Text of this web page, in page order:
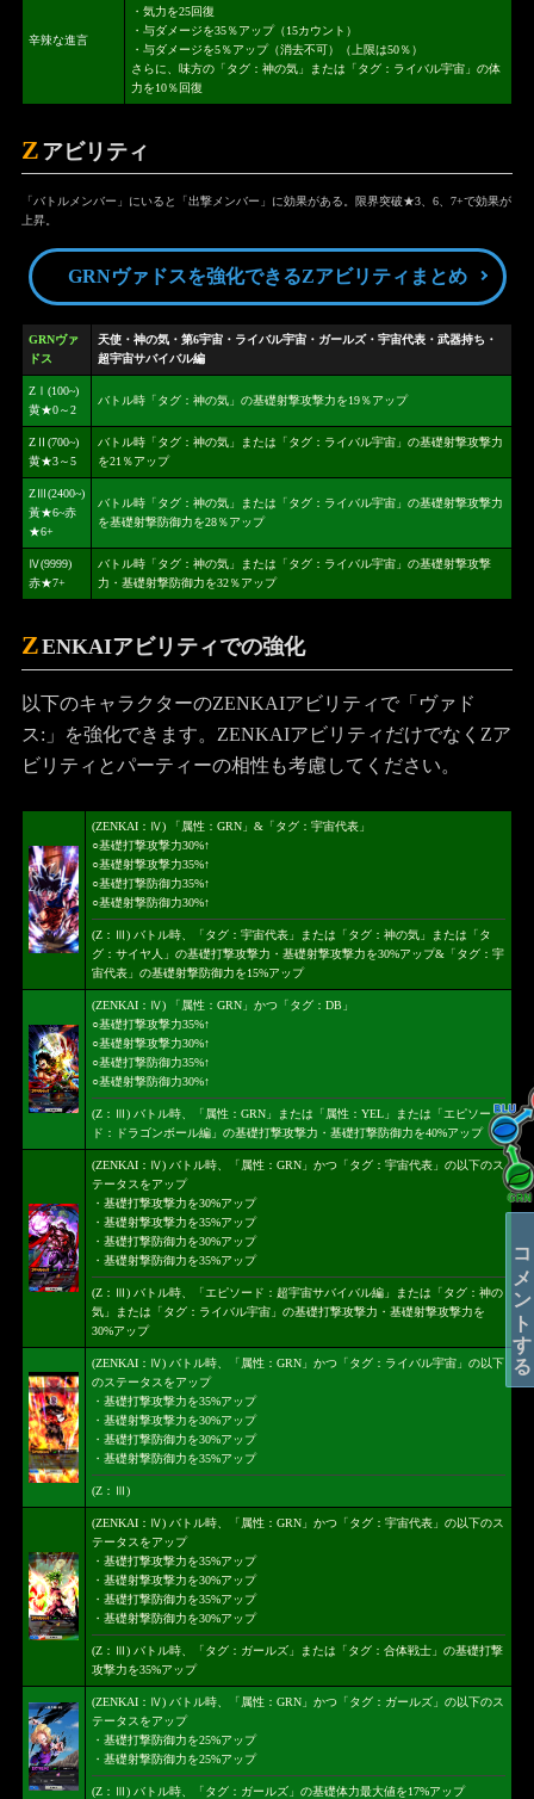
辛辣な進言
・気力を25回復
・与ダメージを35％アップ（15カウント）
・与ダメージを5％アップ（消去不可）（上限は50％）
さらに、味方の「タグ：神の気」または「タグ：ライバル宇宙」の体
力を10％回復
Z アビリティ
「バトルメンバー」にいると「出撃メンバー」に効果がある。限界突破★3、6、7+で効果が
上昇。
GRNヴァドスを強化できるZアビリティまとめ
GRNヴァ
ドス
天使・神の気・第6宇宙・ライバル宇宙・ガールズ・宇宙代表・武器持ち・
超宇宙サバイバル編
ZⅠ(100~)
黄★0～2
バトル時「タグ：神の気」の基礎射撃攻撃力を19％アップ
ZⅡ(700~)
黄★3～5
バトル時「タグ：神の気」または「タグ：ライバル宇宙」の基礎射撃攻撃力
を21％アップ
ZⅢ(2400~)
黃★6~赤
★6+
バトル時「タグ：神の気」または「タグ：ライバル宇宙」の基礎射撃攻撃力
を基礎射撃防御力を28％アップ
Ⅳ(9999)
赤★7+
バトル時「タグ：神の気」または「タグ：ライバル宇宙」の基礎射撃攻撃
力・基礎射撃防御力を32％アップ
ZENKAIアビリティでの強化
以下のキャラクターのZENKAIアビリティで「ヴァド
ス:」を強化できます。ZENKAIアビリティだけでなくZア
ビリティとパーティーの相性も考慮してください。
(ZENKAI：Ⅳ) 「属性：GRN」&「タグ：宇宙代表」
○基礎打撃攻撃力30%↑
○基礎射撃攻撃力35%↑
○基礎打撃防御力35%↑
○基礎射撃防御力30%↑
(Z：Ⅲ) バトル時、「タグ：宇宙代表」または「タグ：神の気」または「タ
グ：サイヤ人」の基礎打撃攻撃力・基礎射撃攻撃力を30%アップ&「タグ：宇
宙代表」の基礎射撃防御力を15%アップ
(ZENKAI：Ⅳ) 「属性：GRN」かつ「タグ：DB」
○基礎打撃攻撃力35%↑
○基礎射撃攻撃力30%↑
○基礎打撃防御力35%↑
○基礎射撃防御力30%↑
(Z：Ⅲ) バトル時、「属性：GRN」または「属性：YEL」または「エピソー
ド：ドラゴンボール編」の基礎打撃攻撃力・基礎打撃防御力を40%アップ
(ZENKAI：Ⅳ) バトル時、「属性：GRN」かつ「タグ：宇宙代表」の以下のス
テータスをアップ
・基礎打撃攻撃力を30%アップ
・基礎射撃攻撃力を35%アップ
・基礎打撃防御力を30%アップ
・基礎射撃防御力を35%アップ
(Z：Ⅲ) バトル時、「エピソード：超宇宙サバイバル編」または「タグ：神の
気」または「タグ：ライバル宇宙」の基礎打撃攻撃力・基礎射撃攻撃力を
30%アップ
(ZENKAI：Ⅳ) バトル時、「属性：GRN」かつ「タグ：ライバル宇宙」の以下
のステータスをアップ
・基礎打撃攻撃力を35%アップ
・基礎射撃攻撃力を30%アップ
・基礎打撃防御力を30%アップ
・基礎射撃防御力を35%アップ
(Z：Ⅲ)
(ZENKAI：Ⅳ) バトル時、「属性：GRN」かつ「タグ：宇宙代表」の以下のス
テータスをアップ
・基礎打撃攻撃力を35%アップ
・基礎射撃攻撃力を30%アップ
・基礎打撃防御力を35%アップ
・基礎射撃防御力を30%アップ
(Z：Ⅲ) バトル時、「タグ：ガールズ」または「タグ：合体戦士」の基礎打撃
攻撃力を35%アップ
(ZENKAI：Ⅳ) バトル時、「属性：GRN」かつ「タグ：ガールズ」の以下のス
テータスをアップ
・基礎打撃防御力を25%アップ
・基礎射撃防御力を25%アップ
(Z：Ⅲ) バトル時、「タグ：ガールズ」の基礎体力最大値を17%アップ
コメントする